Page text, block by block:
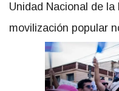
Unidad Nacional de
movilización popular